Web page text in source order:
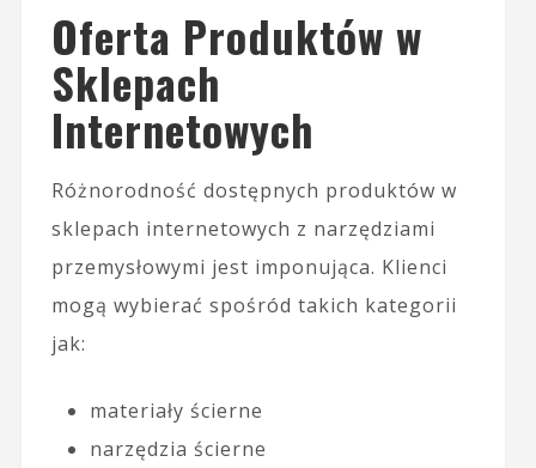
Oferta Produktów w
Sklepach
Internetowych
Różnorodność dostępnych produktów w
sklepach internetowych z narzędziami
przemysłowymi jest imponująca. Klienci
mogą wybierać spośród takich kategorii
jak:
materiały ścierne
narzędzia ścierne